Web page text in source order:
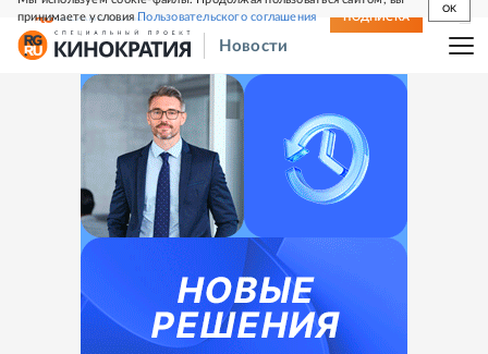
принимаете условияПользовательского соглашения
OK
СВЕЖИЙ НОМЕР ПОДПИСКА
Новости